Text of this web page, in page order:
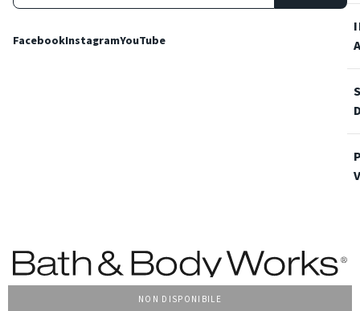
NON DISPONIBILE
FacebookInstagramYouTube